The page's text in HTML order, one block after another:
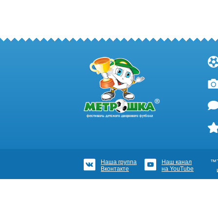
Наша группа
Вконтакте
Наш канал
на YouTube